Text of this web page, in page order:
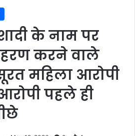
के नाम पर
करने वाले
महिला आरोपी
पहले ही